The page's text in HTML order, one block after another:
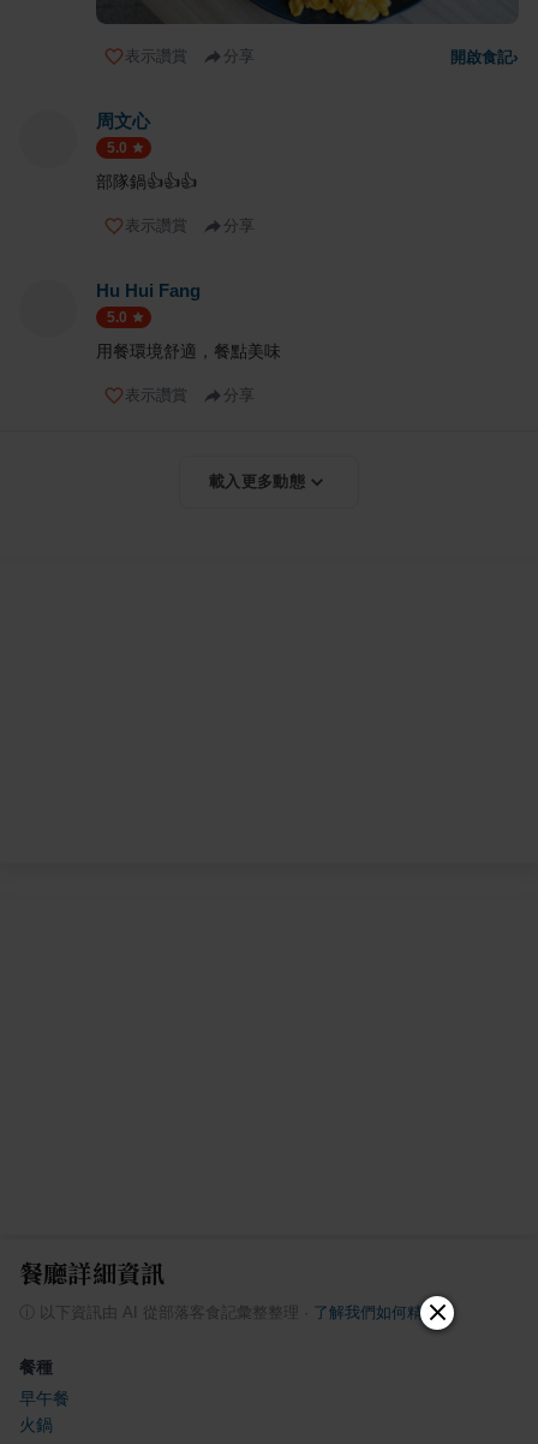
表示讚賞 分享 開啟食記›
周文心
5.0
部隊鍋👍👍👍
表示讚賞 分享
Hu Hui Fang
5.0
用餐環境舒適，餐點美味
表示讚賞 分享
載入更多動態
餐廳詳細資訊
以下資訊由 AI 從部落客食記彙整整理 了解我們如何精選
餐種
早午餐
火鍋